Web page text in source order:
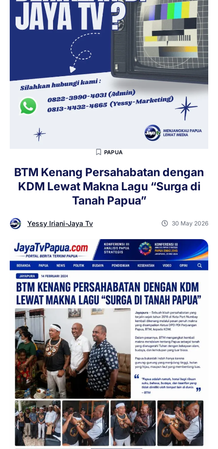
PAPUA
BTM Kenang Persahabatan dengan
KDM Lewat Makna Lagu “Surga di
Tanah Papua”
Yessy Iriani-Jaya Tv 30 May 2026